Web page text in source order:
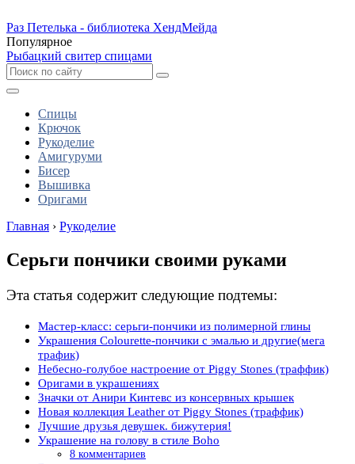
Раз Петелька - библиотека ХендМейда
Популярное
Рыбацкий свитер спицами
Спицы
Крючок
Рукоделие
Амигуруми
Бисер
Вышивка
Оригами
Главная › Рукоделие
Серьги пончики своими руками
Эта статья содержит следующие подтемы:
Мастер-класс: серьги-пончики из полимерной глины
Украшения Colourette-пончики с эмалью и другие(мега
трафик)
Небесно-голубое настроение от Piggy Stones (траффик)
Оригами в украшениях
Значки от Анири Кинтевс из консервных крышек
Новая коллекция Leather от Piggy Stones (траффик)
Лучшие друзья девушек. бижутерия!
Украшение на голову в стиле Boho
8 комментариев